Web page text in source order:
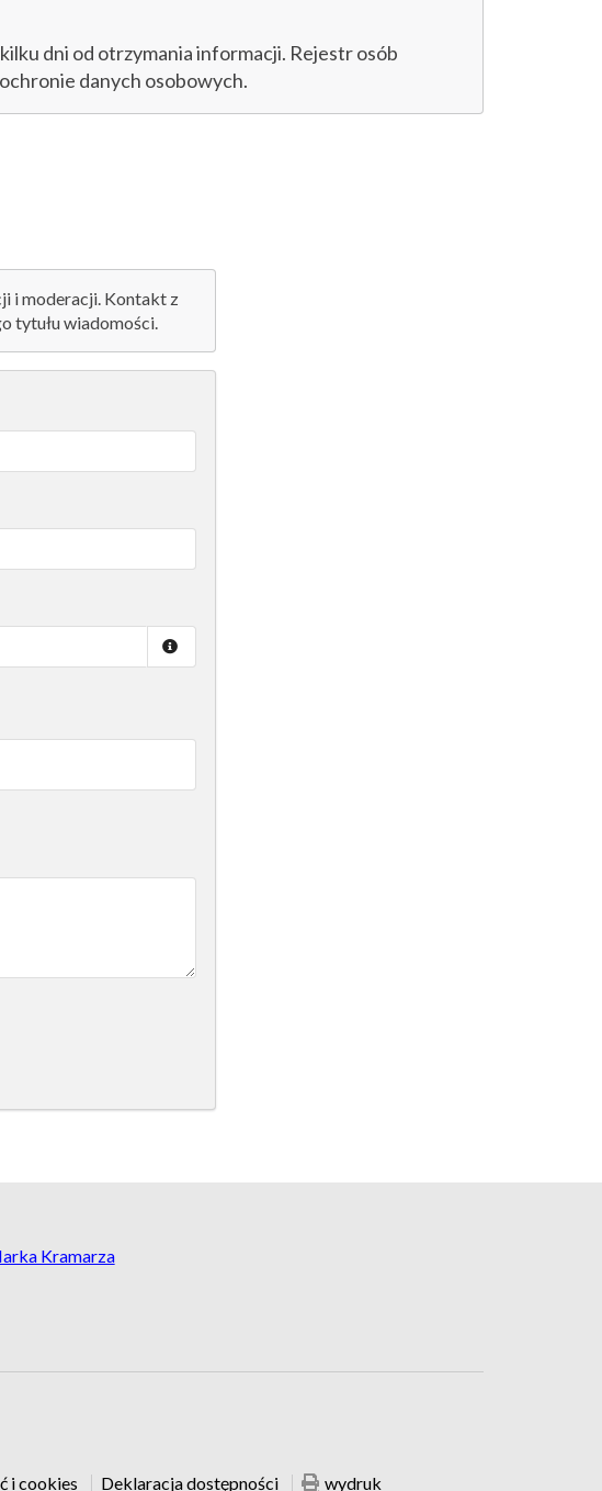
dni od otrzymania informacji. Rejestr osób
danych osobowych.
i moderacji. Kontakt z
tytułu wiadomości.
Kramarza
i cookies Deklaracja dostępności wydruk